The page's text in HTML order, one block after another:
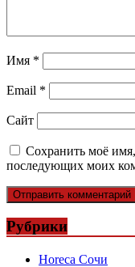
Имя *
Email *
Сайт
Сохранить моё имя,
последующих моих
Рубрики
Horeca Сочи